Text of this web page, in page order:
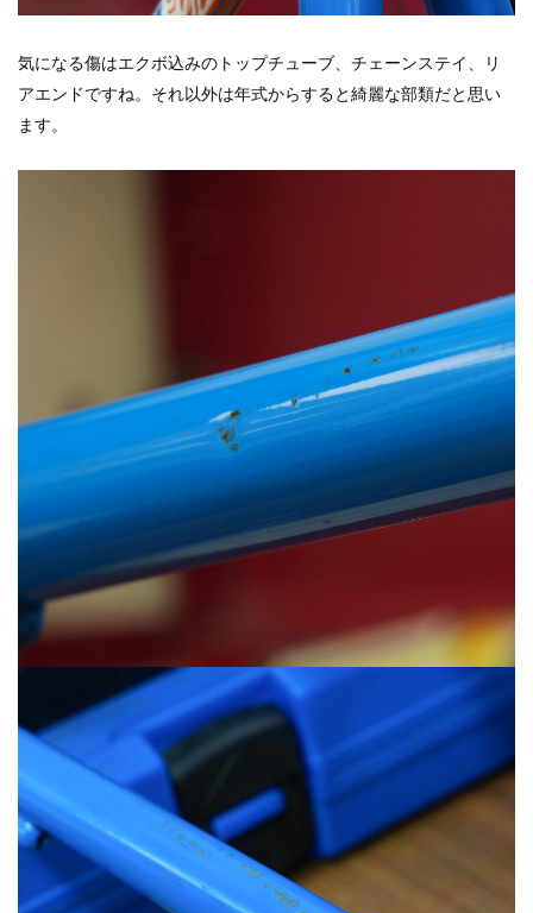
気になる傷はエクボ込みのトップチューブ、チェーンステイ、リ
アエンドですね。それ以外は年式からすると綺麗な部類だと思い
ます。